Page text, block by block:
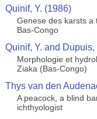
Quinif, Y. (1986)
Genese des karsts a
Bas-Congo
Quinif, Y. and
Morphologie et
Ziaka (Bas-Congo)
Thys van den
A peacock, a blind
ichthyologist